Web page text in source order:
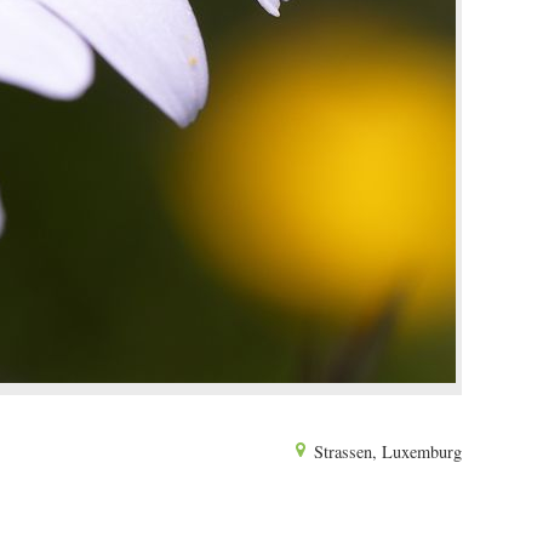
Strassen, Luxemburg